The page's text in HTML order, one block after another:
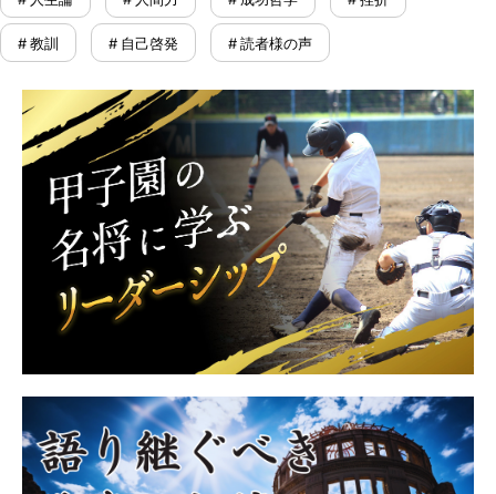
# 教訓 # 自己啓発 # 読者様の声